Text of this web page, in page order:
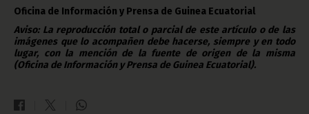
Oficina de Información y Prensa de Guinea Ecuatorial
Aviso: La reproducción total o parcial de este artículo o de las
imágenes que lo acompañen debe hacerse, siempre y en todo
lugar, con la mención de la fuente de origen de la misma
(Oficina de Información y Prensa de Guinea Ecuatorial).